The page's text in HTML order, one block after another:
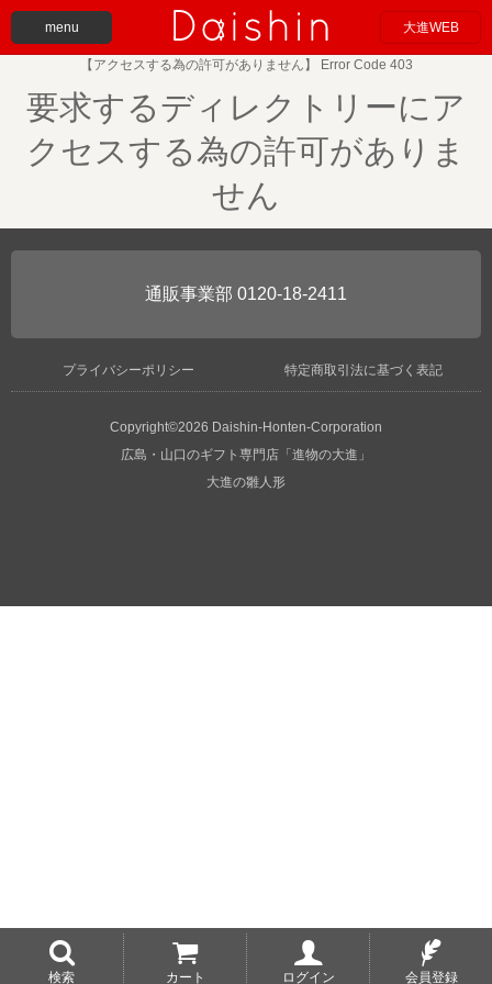
menu 大進WEB
検索 カート ログイン 会員登録
【アクセスする為の許可がありません】 Error Code 403
要求するディレクトリーにア
クセスする為の許可がありま
せん
0120-18-2411
プライバシーポリシー 特定商取引法に基づく表記
Copyright©2026 Daishin-Honten-Corporation
広島・山口のギフト専門店「進物の大進」
大進の雛人形